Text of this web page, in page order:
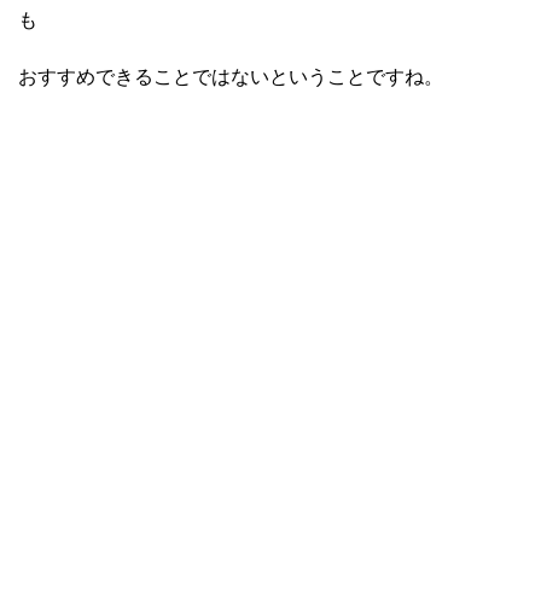
も
おすすめできることではないということですね。